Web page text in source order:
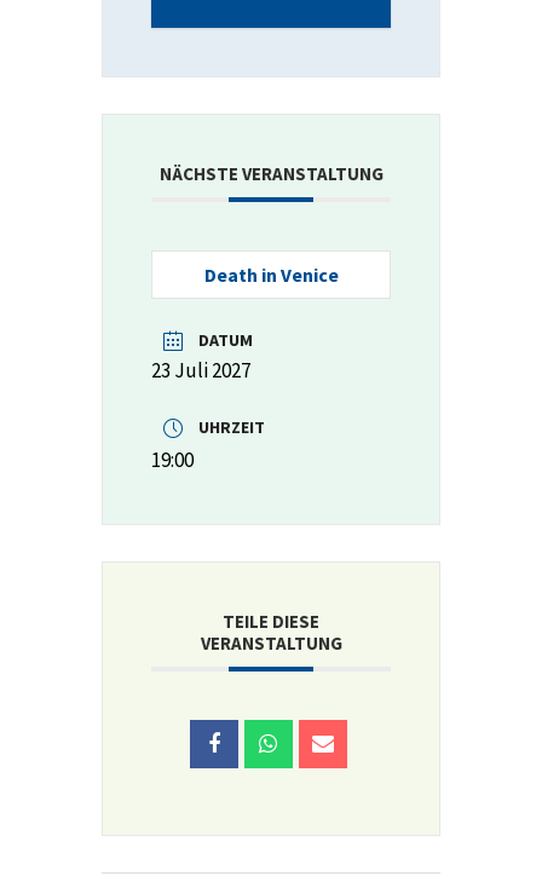
NÄCHSTE VERANSTALTUNG
Death in Venice
DATUM
23 Juli 2027
UHRZEIT
19:00
TEILE DIESE
VERANSTALTUNG